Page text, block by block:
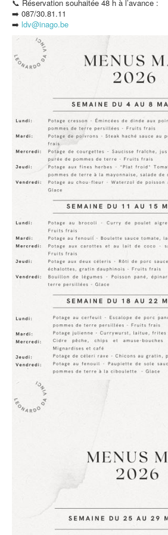
📞 Réservation souhaitée 48 h à l’avance :
➡️ 087/30.81.11
➡️ ldv@inago.be